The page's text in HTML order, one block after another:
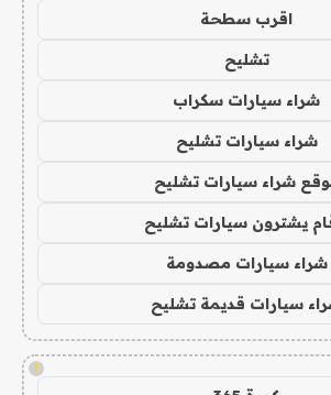
اقرب سطحة
تشليح
شراء سيارات سكراب
شراء سيارات تشليح
شراء سيارات تشليح
يشترون سيارات تشليح
شراء سيارات مصدومة
سيارات قديمة تشليح
!